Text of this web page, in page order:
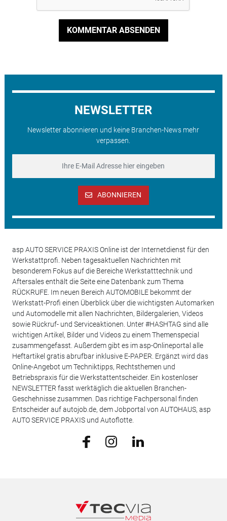
KOMMENTAR ABSENDEN
NEWSLETTER
Newsletter abonnieren und keine Branchen-News mehr
verpassen.
ABONNIEREN
asp AUTO SERVICE PRAXIS Online ist der Internetdienst für den
Werkstattprofi. Neben tagesaktuellen Nachrichten mit
besonderem Fokus auf die Bereiche Werkstatttechnik und
Aftersales enthält die Seite eine Datenbank zum Thema
RÜCKRUFE. Im neuen Bereich AUTOMOBILE bekommt der
Werkstatt-Profi einen Überblick über die wichtigsten Automarken
und Automodelle mit allen Nachrichten, Bildergalerien, Videos
sowie Rückruf- und Serviceaktionen. Unter #HASHTAG sind alle
wichtigen Artikel, Bilder und Videos zu einem Themenspecial
zusammengefasst. Außerdem gibt es im asp-Onlineportal alle
Heftartikel gratis abrufbar inklusive E-PAPER. Ergänzt wird das
Online-Angebot um Techniktipps, Rechtsthemen und
Betriebspraxis für die Werkstattentscheider. Ein kostenloser
NEWSLETTER fasst werktäglich die aktuellen Branchen-
Geschehnisse zusammen. Das richtige Fachpersonal finden
Entscheider auf autojob.de, dem Jobportal von AUTOHAUS, asp
AUTO SERVICE PRAXIS und Autoflotte.